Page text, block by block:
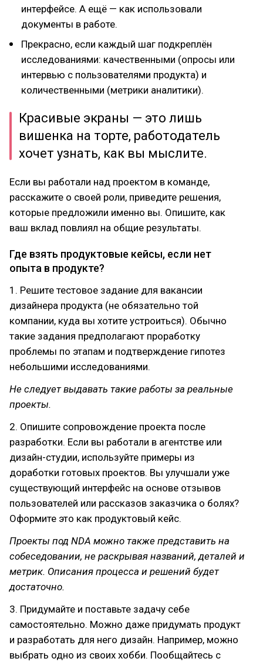
интерфейсе. А ещё — как использовали
документы в работе.
Прекрасно, если каждый шаг подкреплён
исследованиями: качественными (опросы или
интервью с пользователями продукта) и
количественными (метрики аналитики).
Красивые экраны — это лишь
вишенка на торте, работодатель
хочет узнать, как вы мыслите.
Если вы работали над проектом в команде,
расскажите о своей роли, приведите решения,
которые предложили именно вы. Опишите, как
ваш вклад повлиял на общие результаты.
Где взять продуктовые кейсы, если нет
опыта в продукте?
1. Решите тестовое задание для вакансии
дизайнера продукта (не обязательно той
компании, куда вы хотите устроиться). Обычно
такие задания предполагают проработку
проблемы по этапам и подтверждение гипотез
небольшими исследованиями.
Не следует выдавать такие работы за реальные
проекты.
2. Опишите сопровождение проекта после
разработки. Если вы работали в агентстве или
дизайн-студии, используйте примеры из
доработки готовых проектов. Вы улучшали уже
существующий интерфейс на основе отзывов
пользователей или рассказов заказчика о болях?
Оформите это как продуктовый кейс.
Проекты под NDA можно также представить на
собеседовании, не раскрывая названий, деталей и
метрик. Описания процесса и решений будет
достаточно.
3. Придумайте и поставьте задачу себе
самостоятельно. Можно даже придумать продукт
и разработать для него дизайн. Например, можно
выбрать одно из своих хобби. Пообщайтесь с